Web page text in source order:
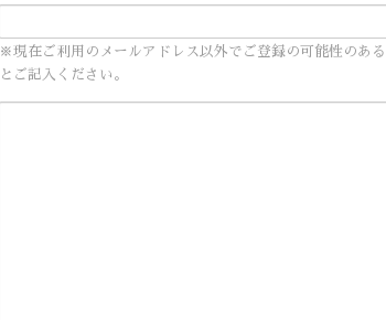
※現在ご利用のメールアドレス以外でご登録の可能性のあ
とご記入ください。